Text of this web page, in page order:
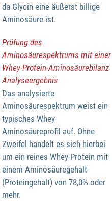
da Glycin eine äußerst billige
Aminosäure ist.
Prüfung des
Aminosäurespektrums mit einer
Whey-Protein-Aminosäurebilanz
Analyseergebnis
Das analysierte
Aminosäurespektrum weist ein
typisches Whey-
Aminosäureprofil auf. Ohne
Zweifel handelt es sich hierbei
um ein reines Whey-Protein mit
einem Aminosäuregehalt
(Proteingehalt) von 78,0% oder
mehr.